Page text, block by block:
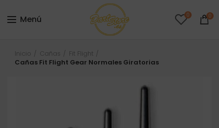
Menú 0 0
Inicio Cañas
Fit Flight
Cañas Fit Flight Gear Normales Giratorias